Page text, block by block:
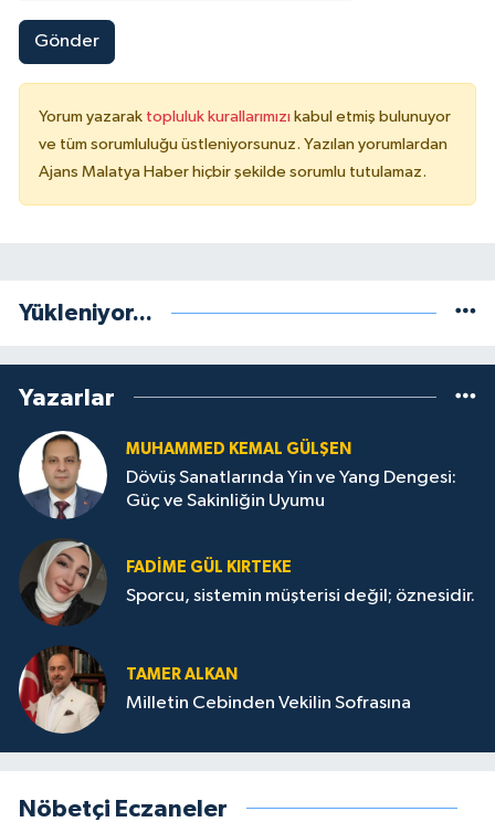
Gönder
Yorum yazarak topluluk kurallarımızı kabul etmiş bulunuyor
ve tüm sorumluluğu üstleniyorsunuz. Yazılan yorumlardan
Ajans Malatya Haber hiçbir şekilde sorumlu tutulamaz.
Yükleniyor...
Yazarlar
MUHAMMED KEMAL GÜLŞEN
Dövüş Sanatlarında Yin ve Yang Dengesi:
Güç ve Sakinliğin Uyumu
FADIME GÜL KIRTEKE
Sporcu, sistemin müşterisi değil; öznesidir.
TAMER ALKAN
Milletin Cebinden Vekilin Sofrasına
Nöbetçi Eczaneler